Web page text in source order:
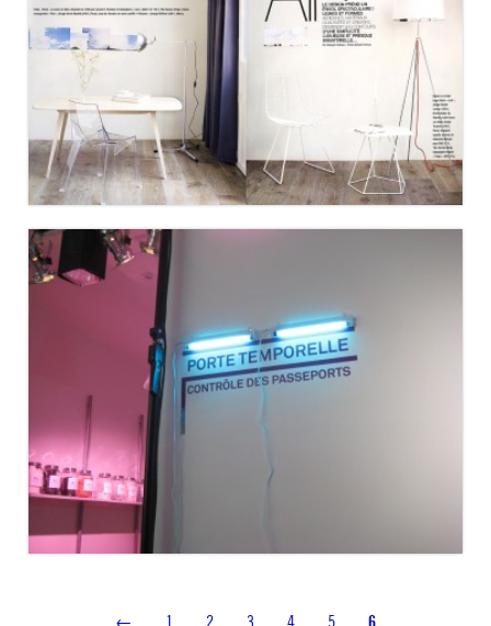
RÉSIDENCES DÉCORATION
DESIGNER’S DAYS